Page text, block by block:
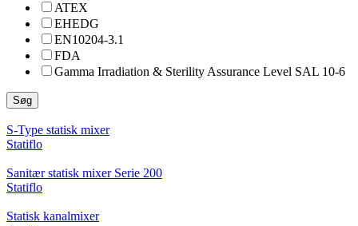
ATEX
EHEDG
EN10204-3.1
FDA
Gamma Irradiation & Sterility Assurance Level SAL 10-6
Søg
S-Type statisk mixer
Statiflo
Sanitær statisk mixer Serie 200
Statiflo
Statisk kanalmixer